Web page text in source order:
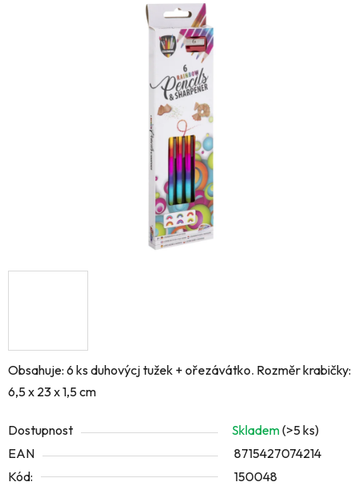
Obsahuje: 6 ks duhovýcj tužek + ořezávátko. Rozměr krabičky:
6,5 x 23 x 1,5 cm
Dostupnost Skladem(>5 ks)
EAN
8715427074214
Kód:
150048